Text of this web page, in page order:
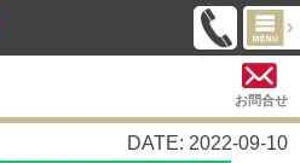
お問合せ
DATE: 2022-09-10